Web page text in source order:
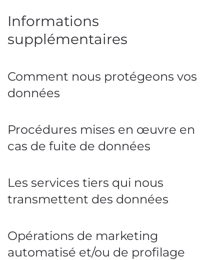
Informations
supplémentaires
Comment nous protégeons vos
données
Procédures mises en œuvre en
cas de fuite de données
Les services tiers qui nous
transmettent des données
Opérations de marketing
automatisé et/ou de profilage